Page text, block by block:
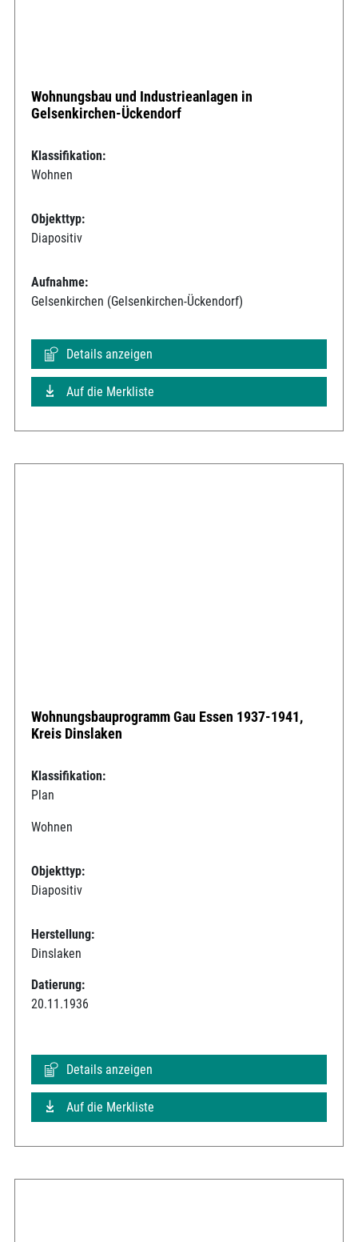
Wohnungsbau und Industrieanlagen in
Gelsenkirchen-Ückendorf
Klassifikation:
Wohnen
Objekttyp:
Diapositiv
Aufnahme:
Gelsenkirchen (Gelsenkirchen-Ückendorf)
Details anzeigen
Auf die Merkliste
Wohnungsbauprogramm Gau Essen 1937-1941,
Kreis Dinslaken
Klassifikation:
Plan
Wohnen
Objekttyp:
Diapositiv
Herstellung:
Dinslaken
Datierung:
20.11.1936
Details anzeigen
Auf die Merkliste